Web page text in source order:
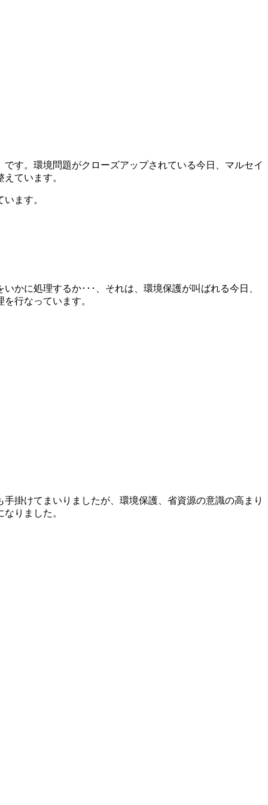
す。環境問題がクローズアップされている今日、マルセイ
ています。
ます。
かに処理するか･･･、それは、環境保護が叫ばれる今日、
行なっています。
掛けてまいりましたが、環境保護、省資源の意識の高まり
りました。